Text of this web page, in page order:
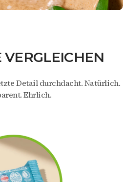
VERGLEICHEN
Detail durchdacht. Natürlich.
Ehrlich.